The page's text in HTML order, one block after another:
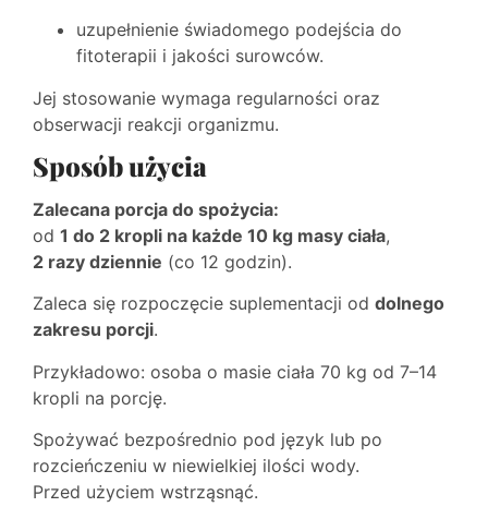
uzupełnienie świadomego podejścia do
fitoterapii i jakości surowców.
Jej stosowanie wymaga regularności oraz
obserwacji reakcji organizmu.
Sposób użycia
Zalecana porcja do spożycia:
od 1 do 2 kropli na każde 10 kg masy ciała,
2 razy dziennie (co 12 godzin).
Zaleca się rozpoczęcie suplementacji od dolnego
zakresu porcji.
Przykładowo: osoba o masie ciała 70 kg od 7–14
kropli na porcję.
Spożywać bezpośrednio pod język lub po
rozcieńczeniu w niewielkiej ilości wody.
Przed użyciem wstrząsnąć.